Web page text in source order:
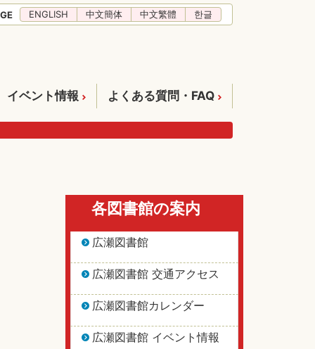
ENGLISH 中文簡体 中文繁體 한글
イベント情報 よくある質問・FAQ
各図書館の案内
広瀬図書館
広瀬図書館 交通アクセス
広瀬図書館カレンダー
広瀬図書館 イベント情報